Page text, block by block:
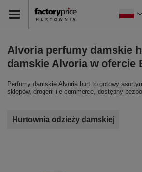
Alvoria perfumy damskie
damskie Alvoria w ofercie
Perfumy damskie Alvoria hurt to gotowy
sklepów, drogerii i e-commerce, dostępny
co pozwala zbudować kompletną półkę
końcowej.
Hurtownia odzieży damskiej